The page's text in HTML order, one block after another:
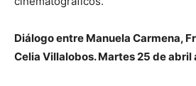
Diálogo entre Manuela Carmena,
Celia Villalobos. Martes 25 de abril